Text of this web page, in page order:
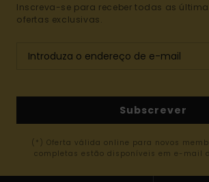
Inscreva-se para receber todas as
ofertas exclusivas.
Subscrever
(*) Oferta válida online para novos
completas estão disponíveis em e-mail